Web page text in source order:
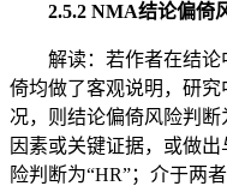
2.5.2 NMA结论偏倚
解读：若作者在结
倚均做了客观说明，研
况，则结论偏倚风险判
因素或关键证据，或做
险判断为“HR”；介于两